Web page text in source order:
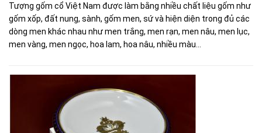
Tượng gốm cổ Việt Nam được làm bằng nhiều chất liệu gốm như
gốm xốp, đất nung, sành, gốm men, sứ và hiện diện trong đủ các
dòng men khác nhau như men trắng, men rạn, men nâu, men lục,
men vàng, men ngọc, hoa lam, hoa nâu, nhiều màu...